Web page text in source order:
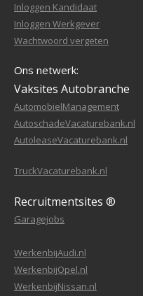
Inloggen Kandidaat
Inloggen Werkgever
Wachtwoord vergeten
Ons netwerk:
Vaksites Autobranche
AutomobielManagement
AutoschadeVacaturebank.nl
AutoleaseVacaturebank.nl
TruckVacaturebank.nl
Recruitmentsites ®
Garagejobs
WerkenbijAudi.nl
WerkenbijOpel.nl
WerkenbijNissan.nl